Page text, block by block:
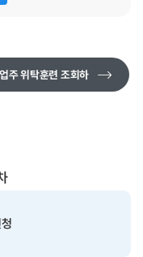
주 위탁훈련 조회하